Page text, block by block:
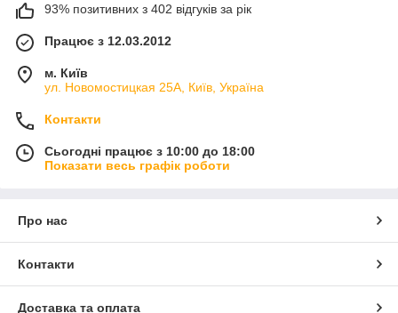
93% позитивних з 402 відгуків за рік
Працює з 12.03.2012
м. Київ
ул. Новомостицкая 25А, Київ, Україна
Контакти
Сьогодні працює з 10:00 до 18:00
Показати весь графік роботи
Про нас
Контакти
Доставка та оплата